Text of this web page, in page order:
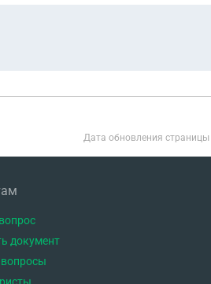
Дата обновления страницы
документ